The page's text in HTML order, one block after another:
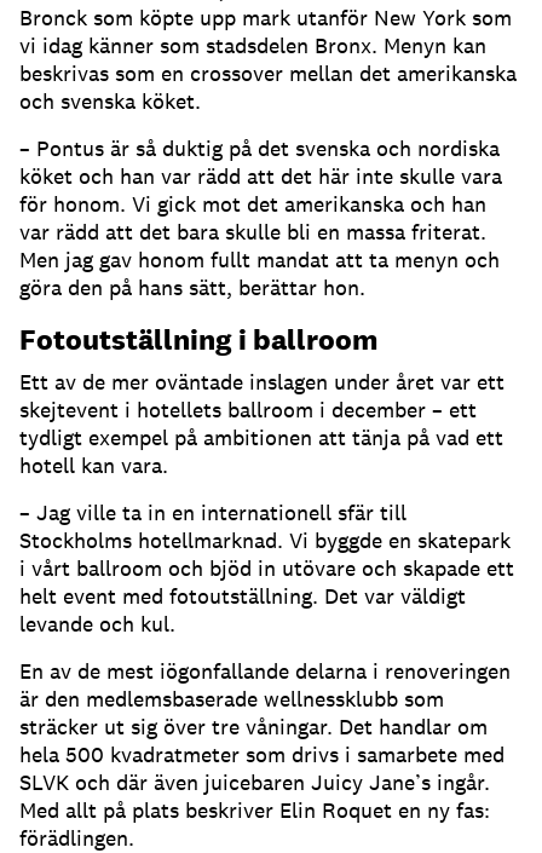
Bronck som köpte upp mark utanför New York som
vi idag känner som stadsdelen Bronx. Menyn kan
beskrivas som en crossover mellan det amerikanska
och svenska köket.
– Pontus är så duktig på det svenska och nordiska
köket och han var rädd att det här inte skulle vara
för honom. Vi gick mot det amerikanska och han
var rädd att det bara skulle bli en massa friterat.
Men jag gav honom fullt mandat att ta menyn och
göra den på hans sätt, berättar hon.
Fotoutställning i ballroom
Ett av de mer oväntade inslagen under året var ett
skejtevent i hotellets ballroom i december – ett
tydligt exempel på ambitionen att tänja på vad ett
hotell kan vara.
– Jag ville ta in en internationell sfär till
Stockholms hotellmarknad. Vi byggde en skatepark
i vårt ballroom och bjöd in utövare och skapade ett
helt event med fotoutställning. Det var väldigt
levande och kul.
En av de mest iögonfallande delarna i renoveringen
är den medlemsbaserade wellnessklubb som
sträcker ut sig över tre våningar. Det handlar om
hela 500 kvadratmeter som drivs i samarbete med
SLVK och där även juicebaren Juicy Jane’s ingår.
Med allt på plats beskriver Elin Roquet en ny fas:
förädlingen.